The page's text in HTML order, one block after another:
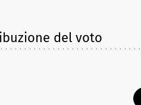
del voto